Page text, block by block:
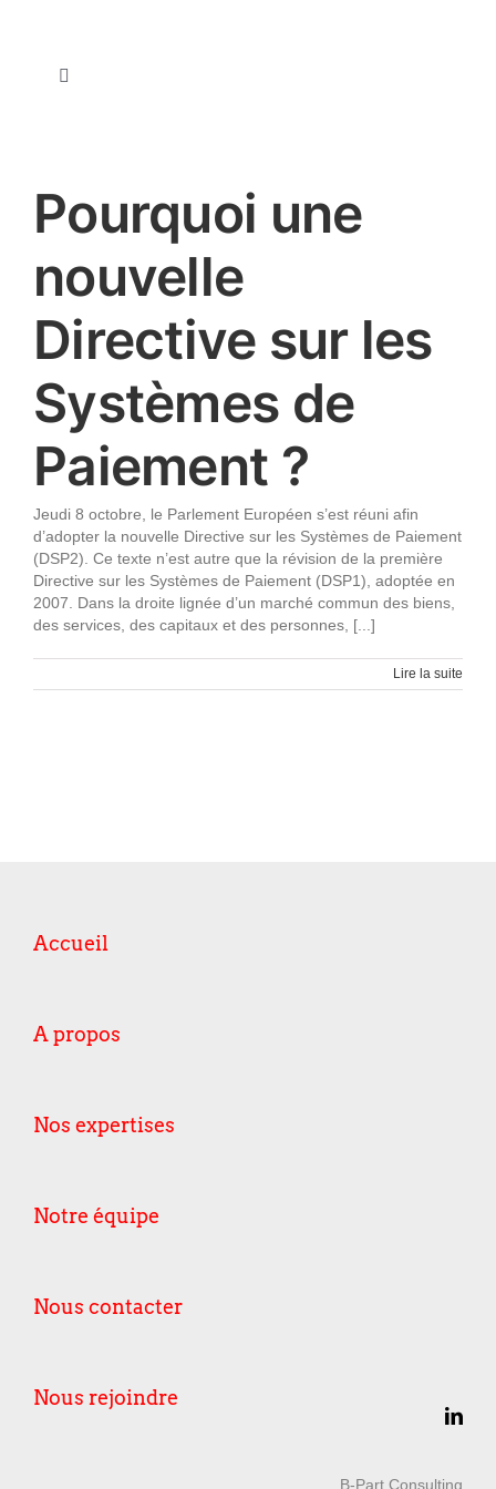
Toggle
Nos expertises
Notre équipe
Nous contacter
Rejoignez-nous !
Pourquoi une
nouvelle
Directive sur les
Systèmes de
Paiement ?
Jeudi 8 octobre, le Parlement Européen s’est réuni afin
d’adopter la nouvelle Directive sur les Systèmes de Paiement
(DSP2). Ce texte n’est autre que la révision de la première
Directive sur les Systèmes de Paiement (DSP1), adoptée en
2007. Dans la droite lignée d’un marché commun des biens,
des services, des capitaux et des personnes, [...]
Lire la suite
Accueil
A propos
Nos expertises
Notre équipe
Nous contacter
Nous rejoindre
B-Part Consulting